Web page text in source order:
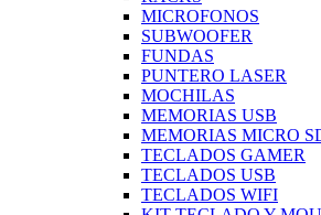
MICROFONOS
SUBWOOFER
FUNDAS
PUNTERO LASER
MOCHILAS
MEMORIAS USB
MEMORIAS MICRO
TECLADOS GAMER
TECLADOS USB
TECLADOS WIFI